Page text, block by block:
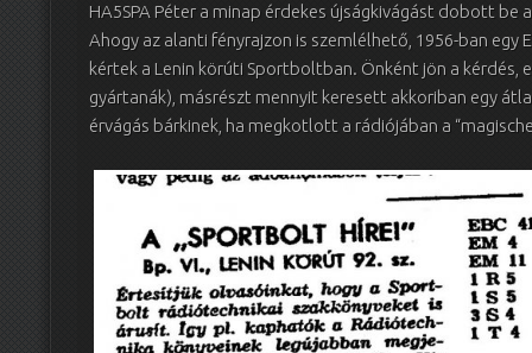
HA5SPA Péter a minap érdekes újságkivágást dobott be
Ahogy az alanti fényrajzon is szemlélhető, 1956-ban egy
kértek a Lenin körúti Sportboltban. Önként jön a kérdés,
gyártanák), másrészt mennyit keresett akkoriban egy
érvágás bárkinek, ha megkotlott a rádiójában a